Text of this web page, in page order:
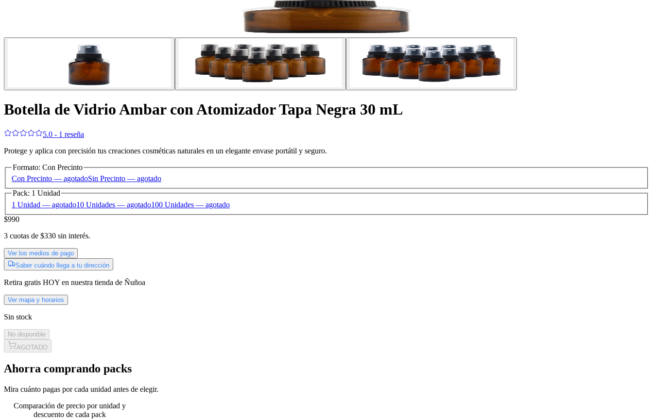
Botella de Vidrio Ambar con Atomizador Tapa Negra 30 mL
5.0 - 1 reseña
Protege y aplica con precisión tus creaciones cosméticas naturales en un elegante envase portátil y seguro.
Formato: Con Precinto
Con Precinto — agotadoSin Precinto — agotado
Pack: 1 Unidad
1 Unidad — agotado10 Unidades — agotado100 Unidades — agotado
$990
3 cuotas de $330 sin interés.
Ver los medios de pago
Saber cuándo llega a tu dirección
Retira gratis HOY en nuestra tienda de Ñuñoa
Ver mapa y horarios
Sin stock
No disponible
AGOTADO
Ahorra comprando packs
Mira cuánto pagas por cada unidad antes de elegir.
Comparación de precio por unidad y
descuento de cada pack